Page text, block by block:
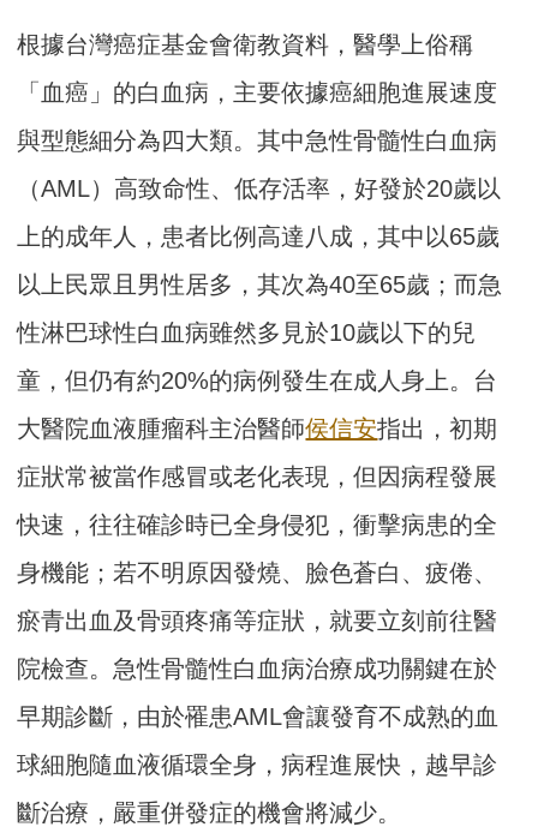
根據台灣癌症基金會衛教資料，醫學上俗稱
「血癌」的白血病，主要依據癌細胞進展速度
與型態細分為四大類。其中急性骨髓性白血病
（AML）高致命性、低存活率，好發於20歲以
上的成年人，患者比例高達八成，其中以65歲
以上民眾且男性居多，其次為40至65歲；而急
性淋巴球性白血病雖然多見於10歲以下的兒
童，但仍有約20%的病例發生在成人身上。台
大醫院血液腫瘤科主治醫師侯信安指出，初期
症狀常被當作感冒或老化表現，但因病程發展
快速，往往確診時已全身侵犯，衝擊病患的全
身機能；若不明原因發燒、臉色蒼白、疲倦、
瘀青出血及骨頭疼痛等症狀，就要立刻前往醫
院檢查。急性骨髓性白血病治療成功關鍵在於
早期診斷，由於罹患AML會讓發育不成熟的血
球細胞隨血液循環全身，病程進展快，越早診
斷治療，嚴重併發症的機會將減少。